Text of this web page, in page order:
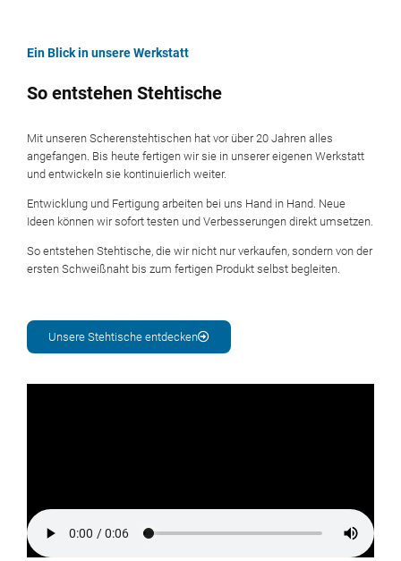
Ein Blick in unsere Werkstatt
So entstehen Stehtische
Mit unseren Scherenstehtischen hat vor über 20 Jahren alles
angefangen. Bis heute fertigen wir sie in unserer eigenen Werkstatt
und entwickeln sie kontinuierlich weiter.
Entwicklung und Fertigung arbeiten bei uns Hand in Hand. Neue
Ideen können wir sofort testen und Verbesserungen direkt umsetzen.
So entstehen Stehtische, die wir nicht nur verkaufen, sondern von der
ersten Schweißnaht bis zum fertigen Produkt selbst begleiten.
Unsere Stehtische entdecken